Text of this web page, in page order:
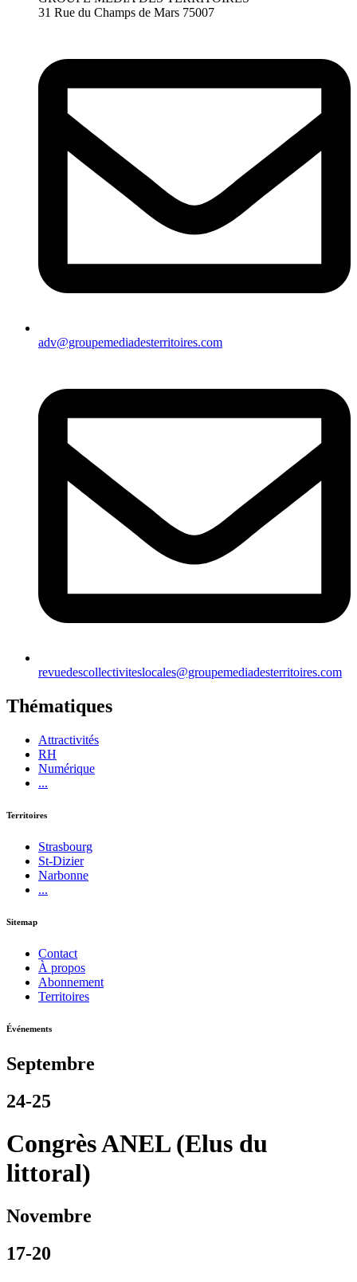
31 Rue du Champs de Mars 75007
adv@groupemediadesterritoires.com
revuedescollectiviteslocales@groupemediadesterritoires.com
Thématiques
Attractivités
RH
Numérique
...
Territoires
Strasbourg
St-Dizier
Narbonne
...
Sitemap
Contact
À propos
Abonnement
Territoires
Événements
Septembre
24-25
Congrès ANEL (Elus du
littoral)
Novembre
17-20